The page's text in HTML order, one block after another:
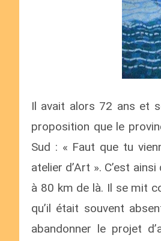
Il avait alors 72 ans et
proposition que le
Sud : « Faut que tu
atelier d’Art ». C’est
à 80 km de là. Il se mit
qu’il était souvent
abandonner le projet